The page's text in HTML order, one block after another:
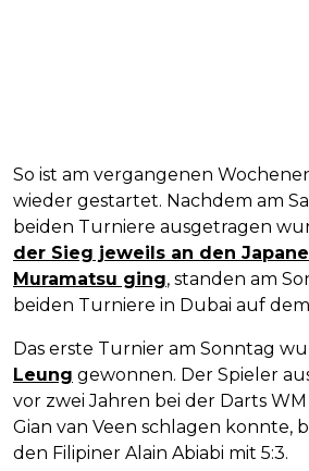
So ist am vergangenen
wieder gestartet. Nachdem am
beiden Turniere ausgetragen
der Sieg jeweils an den
Muramatsu ging, standen am
beiden Turniere in Dubai auf
Das erste Turnier am Sonntag
Leung gewonnen. Der Spieler
vor zwei Jahren bei der Darts
Gian van Veen schlagen konnte,
den Filipiner Alain Abiabi mit 5:3.